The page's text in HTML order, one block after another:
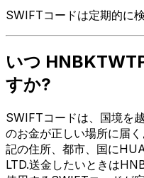
SWIFTコードは定期的に
いつ
すか?
SWIFTコードは、国境を
のお金が正しい場所に届
記の住所、都市、国に
LTD.送金したいときは